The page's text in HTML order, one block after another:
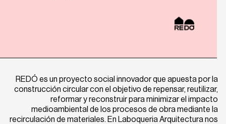
REDÓ es un proyecto social innovador que apuesta por la
construcción circular con el objetivo de repensar, reutilizar,
reformar y reconstruir para minimizar el impacto
medioambiental de los procesos de obra mediante la
recirculación de materiales. En Laboqueria Arquitectura nos